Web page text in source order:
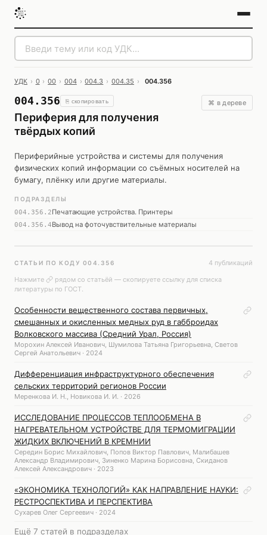
УДК › 0 › 00 › 004 › 004.3 › 004.35 › 004.356
004.356 ⎘ скопировать
Периферия для получения
твёрдых копий
⌘ в дереве
Периферийные устройства и системы для получения
физических копий информации со съёмных носителей на
бумагу, плёнку или другие материалы.
ПОДРАЗДЕЛЫ
004.356.2Печатающие устройства. Принтеры
004.356.4Вывод на фоточувствительные материалы
СТАТЬИ ПО КОДУ 004.356
4 публикаций
Нажмите
рядом со статьёй — скопируете ссылку для списка
литературы по ГОСТ.
Особенности вещественного состава первичных,
смешанных и окисленных медных руд в габброидах
Волковского массива (Средний Урал, Россия)
Морохин Алексей Иванович, Шумилова Татьяна Григорьевна, Светов
Сергей Анатольевич · 2024
Дифференциация инфраструктурного обеспечения
сельских территорий регионов России
Меренкова И. Н., Новикова И. И. · 2026
ИССЛЕДОВАНИЕ ПРОЦЕССОВ ТЕПЛООБМЕНА В
НАГРЕВАТЕЛЬНОМ УСТРОЙСТВЕ ДЛЯ ТЕРМОМИГРАЦИИ
ЖИДКИХ ВКЛЮЧЕНИЙ В КРЕМНИИ
Середин Борис Михайлович, Попов Виктор Павлович, Малибашев
Александр Владимирович, Зиненко Марина Борисовна, Скиданов
Алексей Александрович · 2023
«ЭКОНОМИКА ТЕХНОЛОГИЙ» КАК НАПРАВЛЕНИЕ НАУКИ:
РЕСТРОСПЕКТИВА И ПЕРСПЕКТИВА
Сухарев Олег Сергеевич · 2024
Ещё 7 статей в подразделах